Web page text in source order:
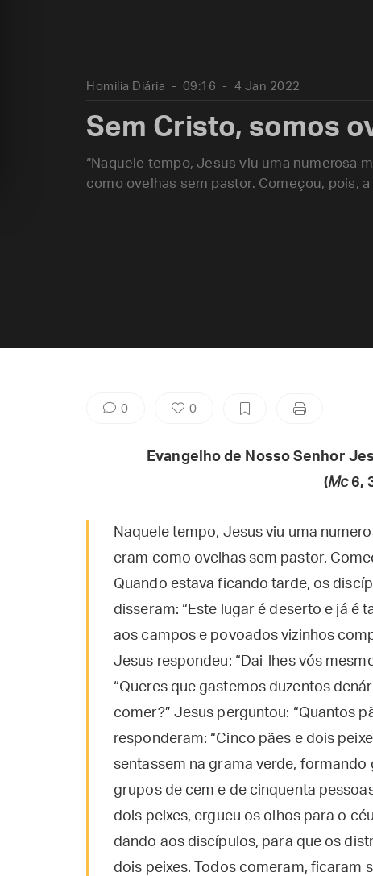
Homilia Diária 09:16 4 Jan 2022
Sem Cristo, somos
“Naquele tempo, Jesus viu uma numerosa
como ovelhas sem pastor. Começou, pois,
0 0
Evangelho de Nosso Senhor
(Mc6,
Naquele tempo, Jesus viu uma
eram como ovelhas sem pastor.
Quando estava ficando tarde, os
disseram: “Este lugar é deserto e já é
aos campos e povoados vizinhos
Jesus respondeu: “Dai-lhes vós
“Queres que gastemos duzentos
comer?” Jesus perguntou: “Quantos
responderam: “Cinco pães e dois
sentassem na grama verde,
grupos de cem e de cinquenta
dois peixes, ergueu os olhos para o
dando aos discípulos, para que os
dois peixes. Todos comeram, ficaram